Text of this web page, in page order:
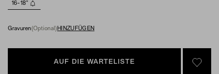
16-18"
Gravuren (Optional) HINZUFÜGEN
AUF DIE WARTELISTE
SIGN